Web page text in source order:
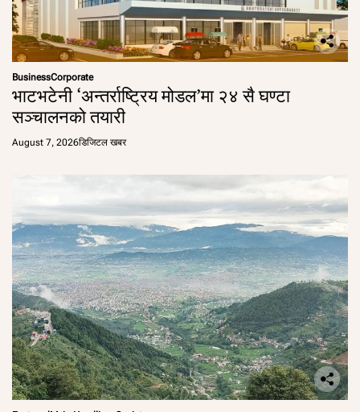
BusinessCorporate
भाटभटेनी ‘अन्तर्राष्ट्रिय मोडल’मा २४ सै घण्टा
सञ्चालनको तयारी
August 7, 2026डिजिटल खबर